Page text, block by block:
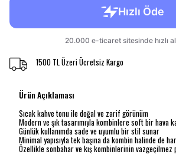
1500 TL Üzeri Ücretsiz Kargo
Ürün Açıklaması
Sıcak kahve tonu ile doğal ve zarif görünüm
Modern ve şık tasarımıyla kombinlere soft bir hava
Günlük kullanımda sade ve uyumlu bir stil sunar
Minimal yapısıyla tek başına da kombin halinde de
Özellikle sonbahar ve kış kombinlerinin vazgeçilmez